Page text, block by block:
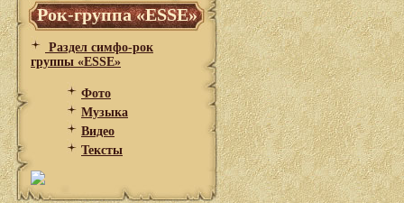
Рок-группа «ESSE»
Раздел симфо-рок
группы «ESSE»
Фото
Музыка
Видео
Тексты